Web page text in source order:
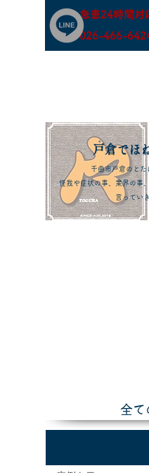
急患24時間対
​026-466-
戸倉でほ
千曲市戸倉のと
怪我や症状の事、業界の事
言ってい
全て